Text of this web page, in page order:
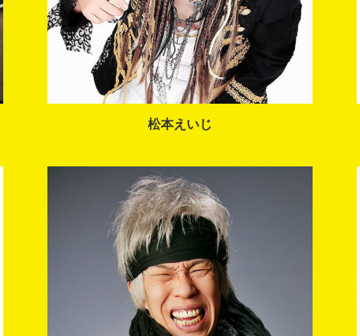
松本えいじ